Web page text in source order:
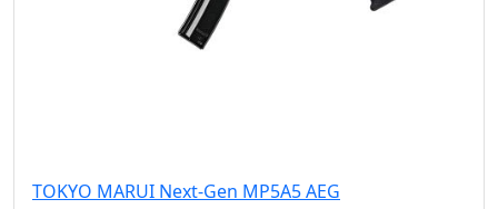
TOKYO MARUI Next-Gen MP5A5 AEG